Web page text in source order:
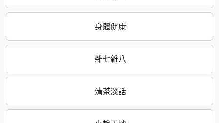
身體健康
雜七雜八
清茶淡話